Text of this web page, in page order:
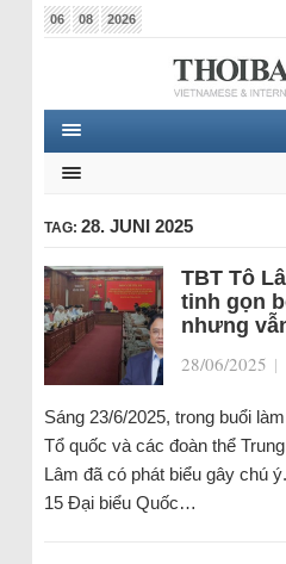
06 08 2026
TAG: 28. JUNI 2025
TBT Tô
tinh gọn
nhưng
28/06/2025 |
Sáng 23/6/2025, trong buổi
Tổ quốc và các đoàn thể
Lâm đã có phát biểu gây chú
15 Đại biểu Quốc…